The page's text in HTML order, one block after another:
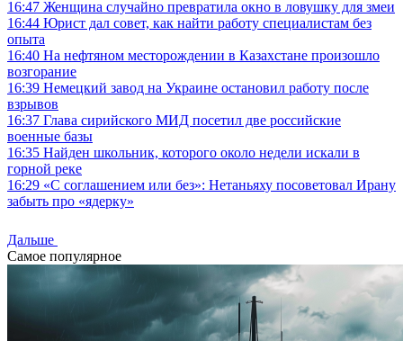
16:47 Женщина случайно превратила окно в ловушку для змеи
16:44 Юрист дал совет, как найти работу специалистам без
опыта
16:40 На нефтяном месторождении в Казахстане произошло
возгорание
16:39 Немецкий завод на Украине остановил работу после
взрывов
16:37 Глава сирийского МИД посетил две российские
военные базы
16:35 Найден школьник, которого около недели искали в
горной реке
16:29 «С соглашением или без»: Нетаньяху посоветовал Ирану
забыть про «ядерку»
Дальше
Самое популярное